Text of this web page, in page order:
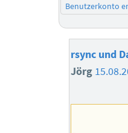
Benutzerkonto
rsync und
Jörg